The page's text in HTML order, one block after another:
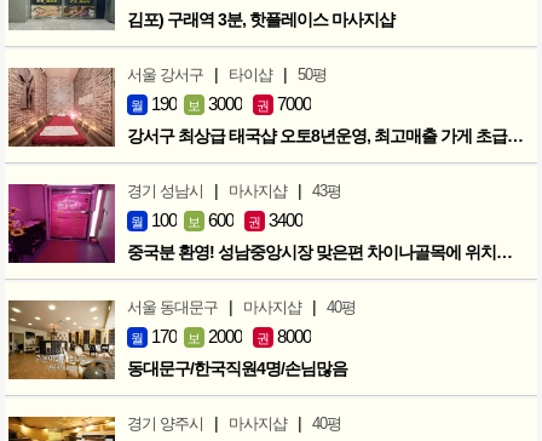
김포) 구래역 3분, 핫플레이스 마사지샵
서울 강서구 | 타이샵 | 50평
월 190 보 3000 권 7000
강서구 최상급 태국샵 오토8년운영, 최고매출 가게 초급매!!!
경기 성남시 | 마사지샵 | 43평
월 100 보 600 권 3400
중국분 환영! 성남중앙시장 맞은편 차이나골목에 위치한 마사지샵
서울 동대문구 | 마사지샵 | 40평
월 170 보 2000 권 8000
동대문구/한국직원4명/손님많음
경기 양주시 | 마사지샵 | 40평